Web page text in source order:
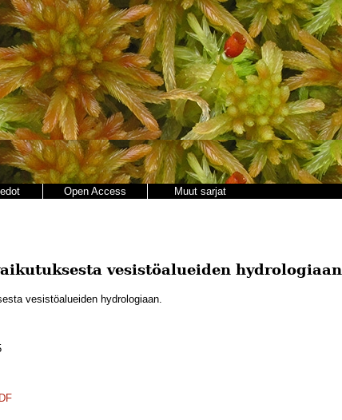
Open Access Muut sarjat
vesistöalueiden hydrologiaan
vesistöalueiden hydrologiaan.